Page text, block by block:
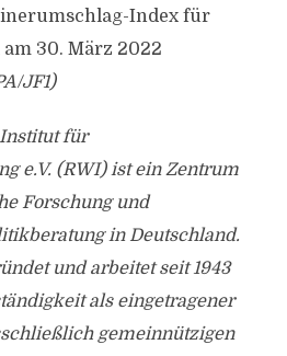
Index für
30. März 2022
JF1)
für
e.V. (RWI) ist ein Zentrum
Forschung und
in Deutschland.
und arbeitet seit 1943
als eingetragener
gemeinnützigen